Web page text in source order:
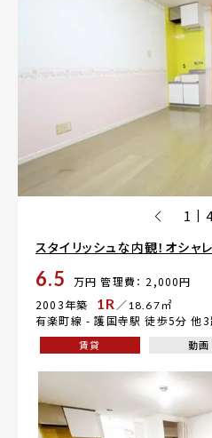
1 |
スタイリッシュな内観！オシ
6.5 万円 管理費： 2,000円
2003年築
1R ／18.67㎡
有楽町線 -護国寺駅 徒歩5分 他3
賃貸 動画